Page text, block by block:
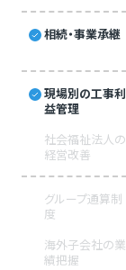
相続・事業承継
現場別の工事利
益管理
社会福祉法人の
経営改善
グループ通算制
度
海外子会社の業
績把握